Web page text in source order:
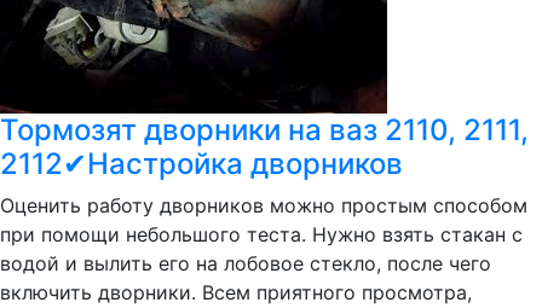
Тормозят дворники на ваз 2110, 2111,
2112✔Настройка дворников
Оценить работу дворников можно простым способом
при помощи небольшого теста. Нужно взять стакан с
водой и вылить его на лобовое стекло, после чего
включить дворники. Всем приятного просмотра,